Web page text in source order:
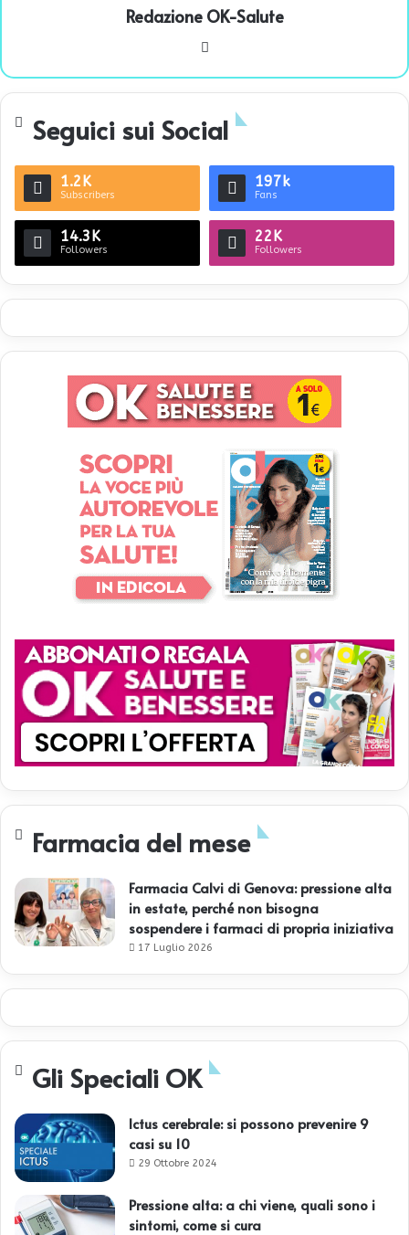
Redazione OK-Salute
te
Seguici sui Social
1.2K
Subscribers
197k
Fans
14.3K
Followers
22K
Followers
Farmacia del mese
Farmacia Calvi di Genova: pressione alta
in estate, perché non bisogna
sospendere i farmaci di propria iniziativa
17 Luglio 2026
Gli Speciali OK
Ictus cerebrale: si possono prevenire 9
casi su 10
29 Ottobre 2024
Pressione alta: a chi viene, quali sono i
sintomi, come si cura